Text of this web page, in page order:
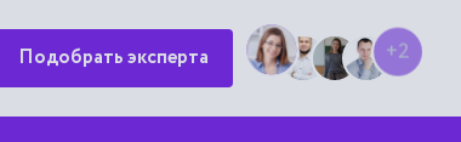
Подобрать эксперта +2